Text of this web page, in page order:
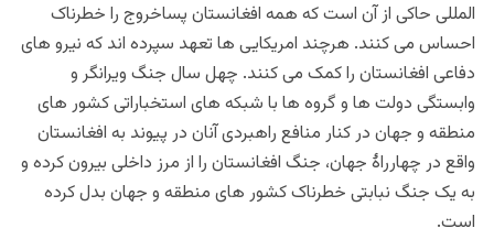
المللی حاکی از آن است که همه افغانستان پساخروج را خطرناک
احساس می کنند. هرچند امریکایی ها تعهد سپرده اند که نیرو های
دفاعی افغانستان را کمک می کنند. چهل سال جنگ ویرانگر و
وابستگی دولت ها و گروه ها با شبکه های استخباراتی کشور های
منطقه و جهان در کنار منافع راهبردی آنان در پیوند به افغانستان
واقع در چهارراۀ جهان، جنگ افغانستان را از مرز داخلی بیرون کرده و
به یک جنگ نبابتی خطرناک کشور های منطقه و جهان بدل کرده
است.